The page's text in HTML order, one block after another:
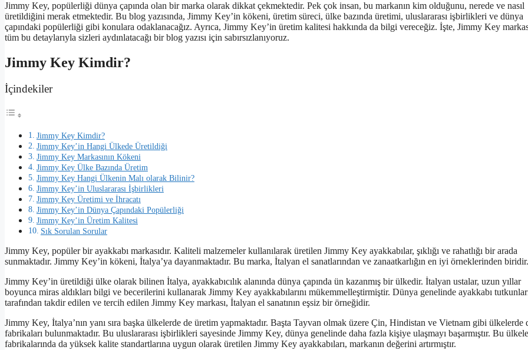
Jimmy Key, popülerliği dünya çapında olan bir marka olarak dikkat çekmektedir. Pek çok insan, bu markanın kim olduğunu, nerede ve nasıl
üretildiğini merak etmektedir. Bu blog yazısında, Jimmy Key’in kökeni, üretim süreci, ülke bazında üretimi, uluslararası işbirlikleri ve dünya
çapındaki popülerliği gibi konulara odaklanacağız. Ayrıca, Jimmy Key’in üretim kalitesi hakkında da bilgi vereceğiz. İşte, Jimmy Key
tüm bu detaylarıyla sizleri aydınlatacağı bir blog yazısı için sabırsızlanıyoruz.
Jimmy Key Kimdir?
İçindekiler
Jimmy Key Kimdir?
Jimmy Key’in Hangi Ülkede Üretildiği
Jimmy Key Markasının Kökeni
Jimmy Key Ülke Bazında Üretim
Jimmy Key Hangi Ülkenin Malı olarak Bilinir?
Jimmy Key’in Uluslararası İşbirlikleri
Jimmy Key Üretimi ve İhracatı
Jimmy Key’in Dünya Çapındaki Popülerliği
Jimmy Key’in Üretim Kalitesi
Sık Sorulan Sorular
Jimmy Key, popüler bir ayakkabı markasıdır. Kaliteli malzemeler kullanılarak üretilen Jimmy Key ayakkabılar, şıklığı ve rahatlığı bir arada
sunmaktadır. Jimmy Key’in kökeni, İtalya’ya dayanmaktadır. Bu marka, İtalyan el sanatlarından ve zanaatkarlığın en iyi örneklerinden biridir.
Jimmy Key’in üretildiği ülke olarak bilinen İtalya, ayakkabıcılık alanında dünya çapında ün kazanmış bir ülkedir. İtalyan ustalar, uzun yıllar
boyunca miras aldıkları bilgi ve becerilerini kullanarak Jimmy Key ayakkabılarını mükemmelleştirmiştir. Dünya genelinde ayakkabı
tarafından takdir edilen ve tercih edilen Jimmy Key markası, İtalyan el sanatının eşsiz bir örneğidir.
Jimmy Key, İtalya’nın yanı sıra başka ülkelerde de üretim yapmaktadır. Başta Tayvan olmak üzere Çin, Hindistan ve Vietnam gibi ülkelerde
fabrikaları bulunmaktadır. Bu uluslararası işbirlikleri sayesinde Jimmy Key, dünya genelinde daha fazla kişiye ulaşmayı başarmıştır. Bu
fabrikalarında da yüksek kalite standartlarına uygun olarak üretilen Jimmy Key ayakkabıları, markanın değerini artırmıştır.